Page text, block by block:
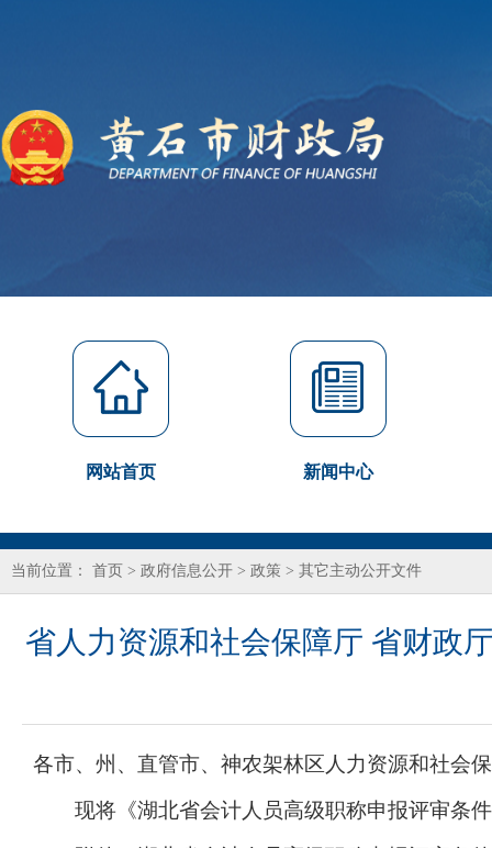
网站首页 新闻中心
当前位置： 首页 > 政府信息公开 > 政策 > 其它主动公开文件
省人力资源和社会保障厅 省财政
各市、州、直管市、神农架林区人力资源和社会
现将《湖北省会计人员高级职称申报评审条